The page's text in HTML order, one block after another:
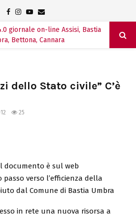
Facebook
Instagram
Youtube
Email
dello Stato civile” C’è
25
documento è sul web
passo verso l’efficienza della
dal Comune di Bastia Umbra
in rete una nuova risorsa a